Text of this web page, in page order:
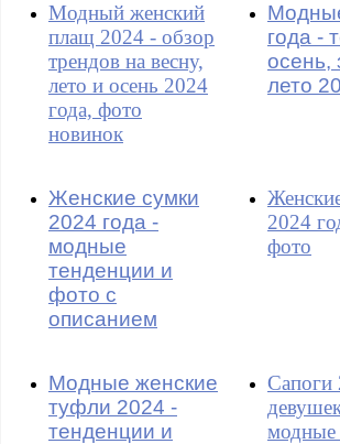
Модный женский
плащ 2024 - обзор
трендов на весну,
лето и осень 2024
года, фото
новинок
года -
осень,
лето
Женские сумки
2024 года -
модные
тенденции и
фото с
описанием
2024
фото
Модные женские
туфли 2024 -
тенденции и
Сапоги
модные